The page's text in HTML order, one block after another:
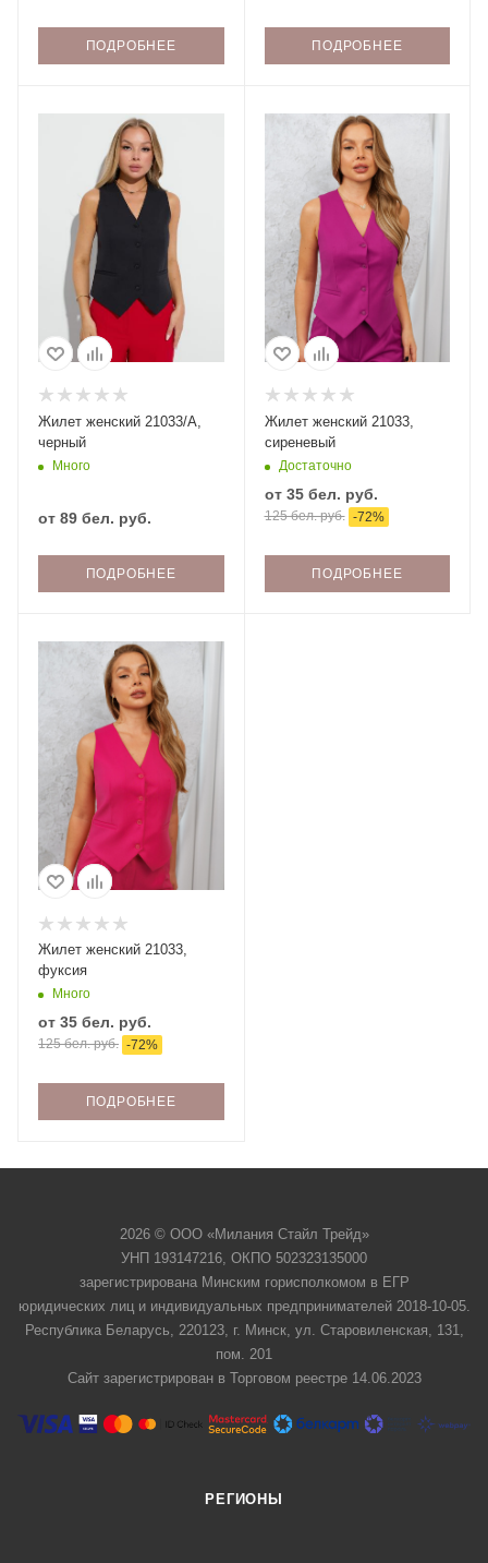
ПОДРОБНЕЕ ПОДРОБНЕЕ
Жилет женский 21033/А,
черный
Много
от 89 бел. руб.
ПОДРОБНЕЕ
Жилет женский 21033,
сиреневый
Достаточно
от 35 бел. руб.
125 бел. руб. -72%
ПОДРОБНЕЕ
Жилет женский 21033,
фуксия
Много
от 35 бел. руб.
125 бел. руб. -72%
ПОДРОБНЕЕ
2026 © ООО «Милания Стайл Трейд»
УНП 193147216, ОКПО 502323135000
зарегистрирована Минским горисполкомом в ЕГР
юридических лиц и индивидуальных предпринимателей 2018-10-05.
Республика Беларусь, 220123, г. Минск, ул. Старовиленская, 131,
пом. 201
Сайт зарегистрирован в Торговом реестре 14.06.2023
РЕГИОНЫ